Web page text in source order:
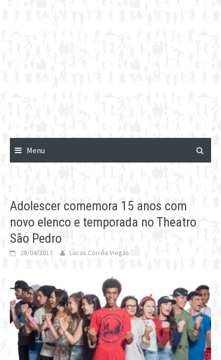
Menu
Adolescer comemora 15 anos com
novo elenco e temporada no Theatro
São Pedro
28/04/2017 Lucas Corrêa Viegas